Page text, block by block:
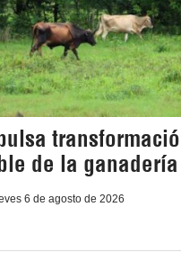
de la ganadería
6 de agosto de 2026